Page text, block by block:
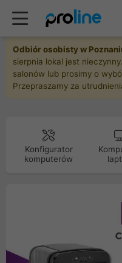
Odbiór osobisty w
sierpnia lokal jest
salonów lub prosimy o
Przepraszamy za
Konfigurator
komputerów